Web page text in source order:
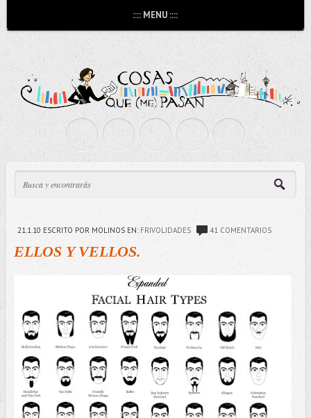
:::: MENU ::::
21.1.10 ESCRITO POR MOLINOS EN: FRIVOLIDADES 41 COMENTARIOS
ELLOS Y VELLOS.